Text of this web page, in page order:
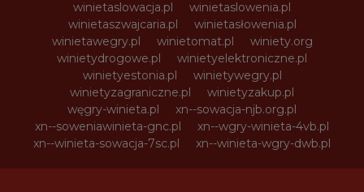
winietaslowacja.pl
winietaslowenia.pl
winietaszwajcaria.pl
winietasłowenia.pl
winietawegry.pl
winietomat.pl
winiety.org
winietydrogowe.pl
winietyelektroniczne.pl
winietyestonia.pl
winietywegry.pl
winietyzagraniczne.pl
winietyzakup.pl
węgry-winieta.pl
xn--sowacja-njb.org.pl
xn--soweniawinieta-gnc.pl
xn--wgry-winieta-4vb.pl
xn--winieta-sowacja-7sc.pl
xn--winieta-wgry-dwb.pl